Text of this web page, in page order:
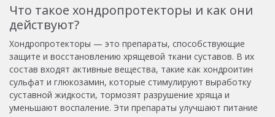
Что такое хондропротекторы и как они
действуют?
Хондропротекторы — это препараты, способствующие
защите и восстановлению хрящевой ткани суставов. В их
состав входят активные вещества, такие как хондроитин
сульфат и глюкозамин, которые стимулируют выработку
суставной жидкости, тормозят разрушение хряща и
уменьшают воспаление. Эти препараты улучшают питание